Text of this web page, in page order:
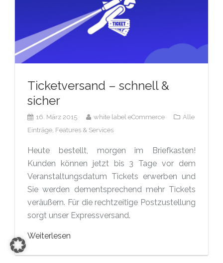
Ticketversand – schnell &
sicher
16. März 2015 white label eCommerce
Alle
Einträge, Features & Services
Heute bestellt, morgen im Briefkasten!
Kunden können jetzt bis 3 Tage vor dem
Veranstaltungsdatum Tickets erwerben und
Sie werden dementsprechend mehr Tickets
veräußern. Für die rechtzeitige Postzustellung
sorgt unser Expressversand.
Weiterlesen